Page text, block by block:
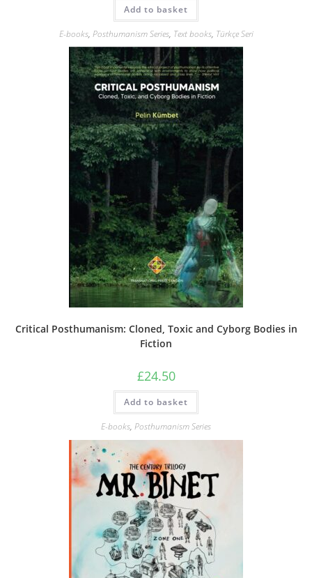
Add to basket
E-books, Posthumanism Series, Text books, Türkçe Seri
Critical Posthumanism: Cloned, Toxic and Cyborg Bodies in
Fiction
£24.50
Add to basket
E-books, Posthumanism Series